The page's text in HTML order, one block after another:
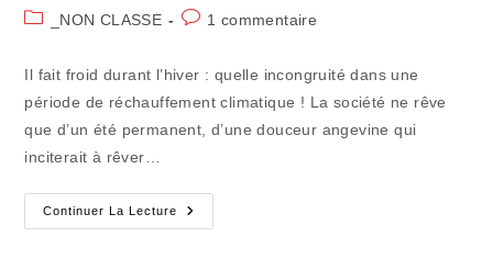
de
Post
_NON CLASSE
Commentaires
publication :
1 commentaire
Il fait froid durant l’hiver : quelle incongruité dans une
période de réchauffement climatique ! La société ne rêve
que d’un été permanent, d’une douceur angevine qui
inciterait à rêver…
Continuer La Lecture
Un
Coup